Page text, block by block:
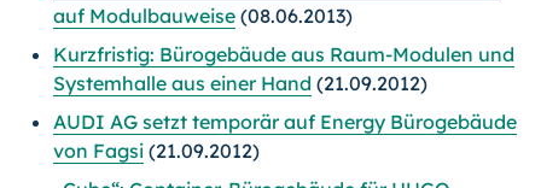
auf Modulbauweise (08.06.2013)
Kurzfristig: Bürogebäude aus Raum-Modulen und
Systemhalle aus einer Hand (21.09.2012)
AUDI AG setzt temporär auf Energy Bürogebäude
von Fagsi (21.09.2012)